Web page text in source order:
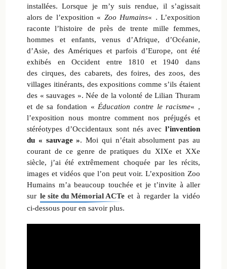
installées. Lorsque je m’y suis rendue, il s’agissait
alors de l’exposition « Zoo Humains« . L’exposition
raconte l’histoire de près de trente mille femmes,
hommes et enfants, venus d’Afrique, d’Océanie,
d’Asie, des Amériques et parfois d’Europe, ont été
exhibés en Occident entre 1810 et 1940 dans
des cirques, des cabarets, des foires, des zoos, des
villages itinérants, des expositions comme s’ils étaient
des « sauvages ». Née de la volonté de Lilian Thuram
et de sa fondation « Éducation contre le racisme« ,
l’exposition nous montre comment nos préjugés et
stéréotypes d’Occidentaux sont nés avec l’invention
du « sauvage ». Moi qui n’était absolument pas au
courant de ce genre de pratiques du XIXe et XXe
siècle, j’ai été extrêmement choquée par les récits,
images et vidéos que l’on peut voir. L’exposition Zoo
Humains m’a beaucoup touchée et je t’invite à aller
sur le site du Mémorial ACTeet à regarder la vidéo
ci-dessous pour en savoir plus.